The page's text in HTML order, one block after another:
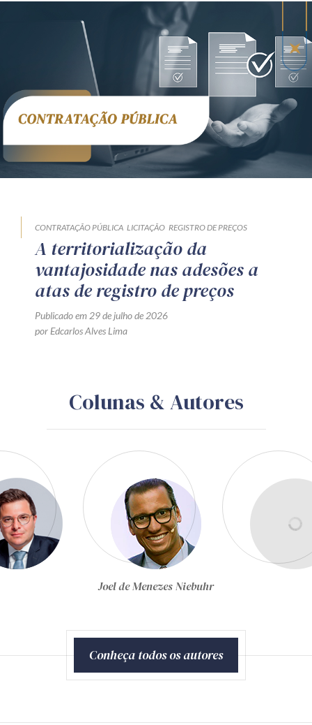
CONTRATAÇÃO PÚBLICA LICITAÇÃO REGISTRO DE PREÇOS
A territorialização da
vantajosidade nas adesões a
atas de registro de preços
Publicado em 29 de julho de 2026
por Edcarlos Alves Lima
Colunas & Autores
Jorge Ulisses Jacoby
Conheça todos os autores